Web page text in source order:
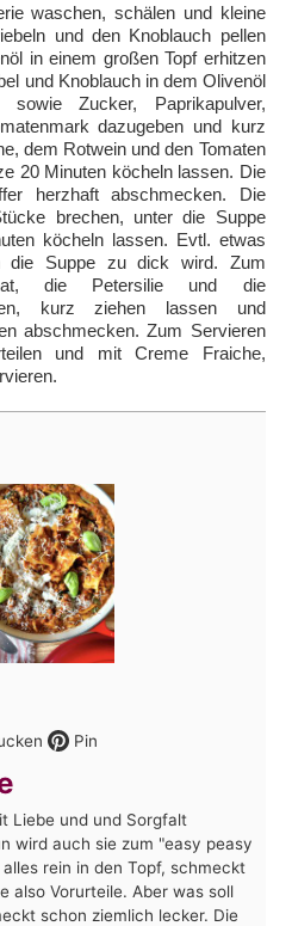
waschen, schälen und kleine
und den Knoblauch pellen
in einem großen Topf erhitzen
und Knoblauch in dem Olivenöl
Zucker, Paprikapulver,
dazugeben und kurz
dem Rotwein und den Tomaten
20 Minuten köcheln lassen. Die
herzhaft abschmecken. Die
brechen, unter die Suppe
köcheln lassen. Evtl. etwas
die Suppe zu dick wird. Zum
die Petersilie und die
kurz ziehen lassen und
abschmecken. Zum Servieren
und mit Creme Fraiche,
Pin
Liebe und und Sorgfalt
wird auch sie zum "easy peasy
rein in den Topf, schmeckt
also Vorurteile. Aber was soll
schon ziemlich lecker. Die